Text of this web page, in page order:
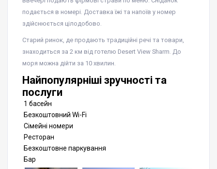
подається в номері. Доставка їжі та напоїв у номер
здійснюється цілодобово.
Старий ринок, де продають традиційні речі та товари,
знаходиться за 2 км від готелю Desert View Sharm. До
моря можна дійти за 10 хвилин.
Найпопулярніші зручності та
послуги
1 басейн
Безкоштовний Wi-Fi
Сімейні номери
Ресторан
Безкоштовне паркування
Бар